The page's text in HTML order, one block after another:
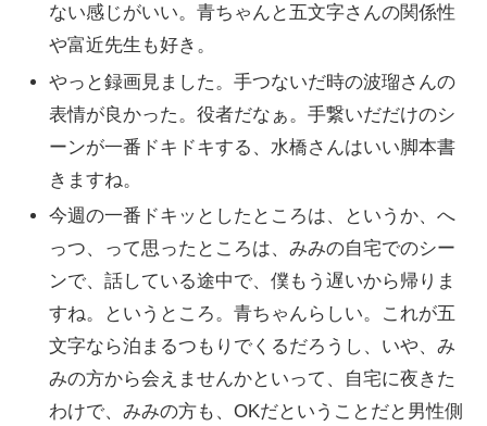
ない感じがいい。青ちゃんと五文字さんの関係性
や富近先生も好き。
やっと録画見ました。手つないだ時の波瑠さんの
表情が良かった。役者だなぁ。手繋いだだけのシ
ーンが一番ドキドキする、水橋さんはいい脚本書
きますね。
今週の一番ドキッとしたところは、というか、へ
っつ、って思ったところは、みみの自宅でのシー
ンで、話している途中で、僕もう遅いから帰りま
すね。というところ。青ちゃんらしい。これが五
文字なら泊まるつもりでくるだろうし、いや、み
みの方から会えませんかといって、自宅に夜きた
わけで、みみの方も、OKだということだと男性側